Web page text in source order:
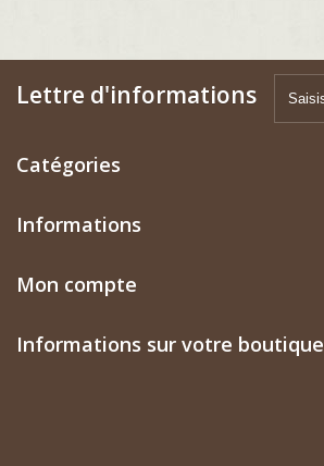
Lettre d'informations
Catégories
Informations
Mon compte
Informations sur votre boutique